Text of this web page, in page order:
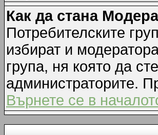
Как да стана
Потребителските
избират и
група, ня която да
администраторите.
Върнете се в